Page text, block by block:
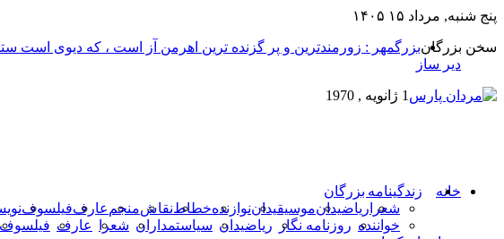
پنج شنبه, مرداد ۱۵ ۱۴۰۵
سخن بزرگانبزرگمهر : زورمندترین و پر گزنده ترین اهرمن آز است ، که دیوی است
دیر ساز
خانه زندگینامه بزرگان
شعرا ریاضیدانموسیقیداننوازندهخطاطنقاشمنجم عارففیلسوف
خواننده روزنامه نگار ریاضیدان سیاستمداران شعرا عارف فیلسوف
1 ژانویه , 1970